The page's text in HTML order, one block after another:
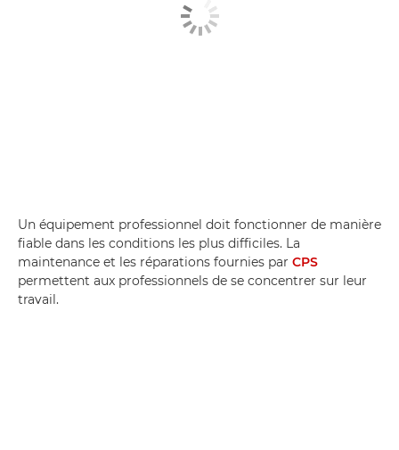
Un équipement professionnel doit fonctionner de manière
fiable dans les conditions les plus difficiles. La
maintenance et les réparations fournies par CPS
permettent aux professionnels de se concentrer sur leur
travail.